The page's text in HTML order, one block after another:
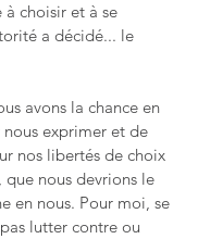
choisir et à se
a décidé... le
avons la chance en
exprimer et de
nos libertés de choix
que nous devrions le
en nous. Pour moi, se
lutter contre ou